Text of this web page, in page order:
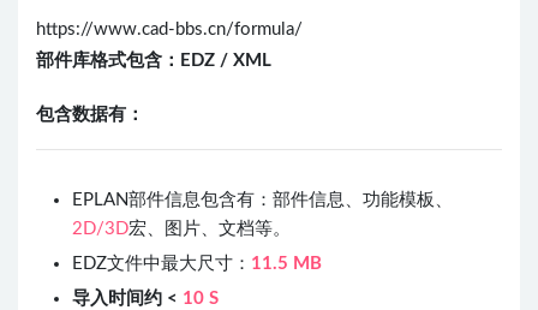
https://www.cad-bbs.cn/formula/
部件库格式包含： EDZ / XML
包含数据有：
EPLAN部件信息包含有：部件信息、功能模板、
2D/3D宏、图片、文档等。
EDZ文件中最大尺寸： 11.5 MB
导入时间约 < 10 S